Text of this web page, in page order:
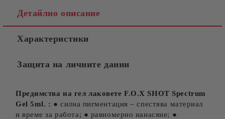
Съгласен съм с
Ние ще се свържем с вас в рамките на работния ден.
Детайлно описание
Характеристики
Защита на личните данни
Предимства на гел лаковете F.O.X SHOT Spectrum
Gel 5ml. : ● силна пигментация – спестява материал
и време за работа; ● равномерно нанасяне; ●